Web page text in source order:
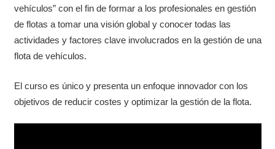
vehículos” con el fin de formar a los profesionales en gestión
de flotas a tomar una visión global y conocer todas las
actividades y factores clave involucrados en la gestión de una
flota de vehículos.
El curso es único y presenta un enfoque innovador con los
objetivos de reducir costes y optimizar la gestión de la flota.